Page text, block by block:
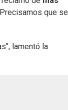
que se
lamentó la